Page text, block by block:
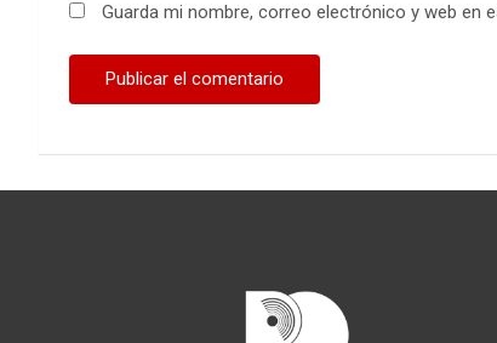
Guarda mi nombre, correo electrónico y web en